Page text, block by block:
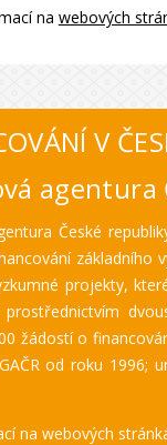
na webových
V
agentura
České
základního
projekty,
prostřednictvím
žádostí o
od roku 1996;
na webových